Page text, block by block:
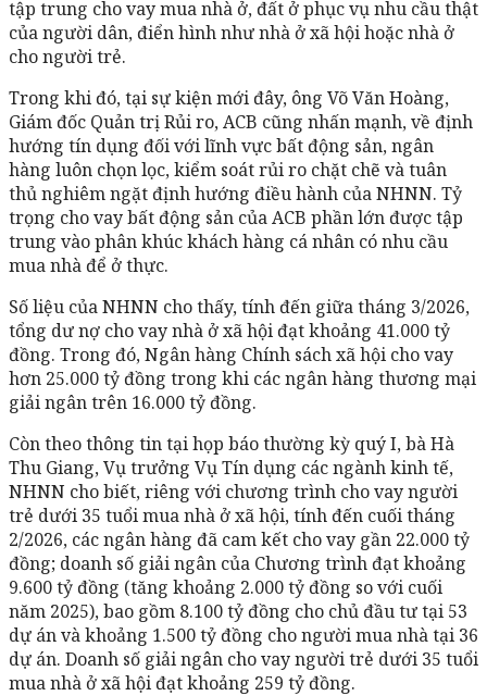
tập trung cho vay mua nhà ở, đất ở phục vụ nhu cầu thật
của người dân, điển hình như nhà ở xã hội hoặc nhà ở
cho người trẻ.
Trong khi đó, tại sự kiện mới đây, ông Võ Văn Hoàng,
Giám đốc Quản trị Rủi ro, ACB cũng nhấn mạnh, về định
hướng tín dụng đối với lĩnh vực bất động sản, ngân
hàng luôn chọn lọc, kiểm soát rủi ro chặt chẽ và tuân
thủ nghiêm ngặt định hướng điều hành của NHNN. Tỷ
trọng cho vay bất động sản của ACB phần lớn được tập
trung vào phân khúc khách hàng cá nhân có nhu cầu
mua nhà để ở thực.
Số liệu của NHNN cho thấy, tính đến giữa tháng 3/2026,
tổng dư nợ cho vay nhà ở xã hội đạt khoảng 41.000 tỷ
đồng. Trong đó, Ngân hàng Chính sách xã hội cho vay
hơn 25.000 tỷ đồng trong khi các ngân hàng thương mại
giải ngân trên 16.000 tỷ đồng.
Còn theo thông tin tại họp báo thường kỳ quý I, bà Hà
Thu Giang, Vụ trưởng Vụ Tín dụng các ngành kinh tế,
NHNN cho biết, riêng với chương trình cho vay người
trẻ dưới 35 tuổi mua nhà ở xã hội, tính đến cuối tháng
2/2026, các ngân hàng đã cam kết cho vay gần 22.000 tỷ
đồng; doanh số giải ngân của Chương trình đạt khoảng
9.600 tỷ đồng (tăng khoảng 2.000 tỷ đồng so với cuối
năm 2025), bao gồm 8.100 tỷ đồng cho chủ đầu tư tại 53
dự án và khoảng 1.500 tỷ đồng cho người mua nhà tại 36
dự án. Doanh số giải ngân cho vay người trẻ dưới 35 tuổi
mua nhà ở xã hội đạt khoảng 259 tỷ đồng.